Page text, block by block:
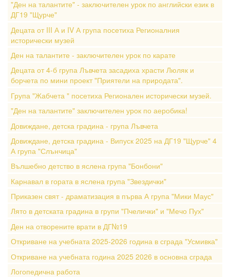
"Ден на талантите" - заключителен урок по английски език в
ДГ19 "Щурче"
Децата от III А и IV А група посетиха Регионалния
исторически музей
Ден на талантите - заключителен урок по карате
Децата от 4-б група Лъвчета засадиха храсти Люляк и
борчета по мини проект "Приятели на природата".
Група "Жабчета " посетиха Регионален исторически музей.
"Ден на талантите" заключителен урок по аеробика!
Довиждане, детска градина - група Лъвчета
Довиждане, детска градина - Випуск 2025 на ДГ19 "Щурче" 4
А група "Слънчица"
Вълшебно детство в яслена група "Бонбони"
Карнавал в гората в яслена група "Звездички"
Приказен свят - драматизация в първа А група "Мики Маус"
Лято в детската градина в групи "Пчелички" и "Мечо Пух"
Ден на отворените врати в ДГ№19
Откриване на учебната 2025-2026 година в сграда "Усмивка"
Откриване на учебната година 2025 2026 в основна сграда
Логопедична работа